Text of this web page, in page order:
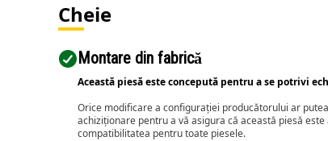
Cheie
Montare din fabrică
Această piesă este concepută pentru a se potrivi
Orice modificare a configurației producătorului ar
achiziționare pentru a vă asigura că această piesă
compatibilitatea pentru toate piesele.